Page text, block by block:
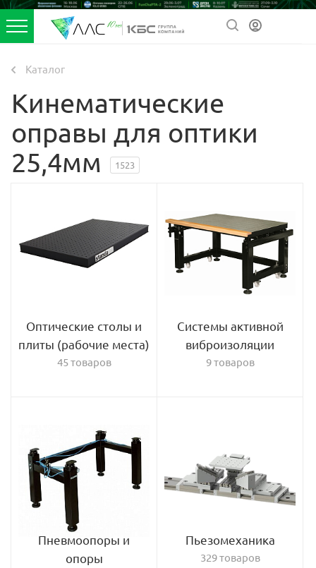
Каталог
Кинематические
оправы для оптики
25,4мм
1523
Оптические столы и
плиты (рабочие места)
45 товаров
Системы активной
виброизоляции
9 товаров
Пневмоопоры и
опоры
Пьезомеханика
329 товаров